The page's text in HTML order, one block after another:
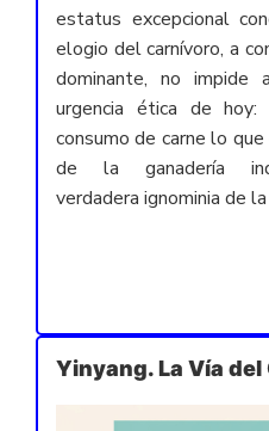
estatus excepcional
elogio del carnívoro, a
dominante, no impide
urgencia ética de
consumo de carne lo
de la ganadería
verdadera ignominia de
Yinyang. La Vía del